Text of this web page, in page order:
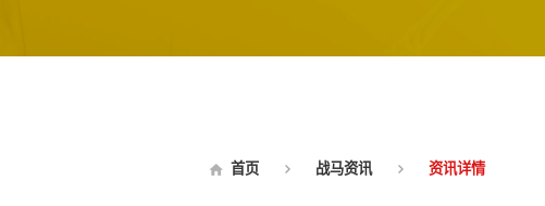
首页 战马资讯 资讯详情